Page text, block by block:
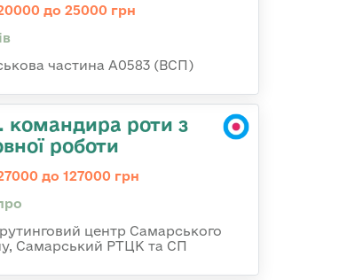
до 25000 грн
частина А0583 (ВСП)
командира роти з
роботи
до 127000 грн
центр Самарського
Самарський РТЦК та СП